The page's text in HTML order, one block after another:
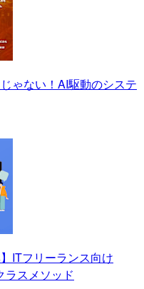
ゃない！AI駆動のシステ
ITフリーランス向け
ラスメソッド